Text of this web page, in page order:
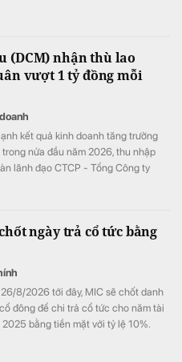
(DCM) nhận thù lao
vượt 1 tỷ đồng mỗi
kết quả kinh doanh tăng trưởng
trong nửa đầu năm 2026, thu nhập
lãnh đạo CTCP - Tổng Công ty
chỉ sau 6 tháng, đặc biệt có trường
ngày trả cổ tức bằng
8/2026 tới đây, MIC sẽ chốt danh
đông để chi trả cổ tức cho năm tài
bằng tiền mặt với tỷ lệ 10%.